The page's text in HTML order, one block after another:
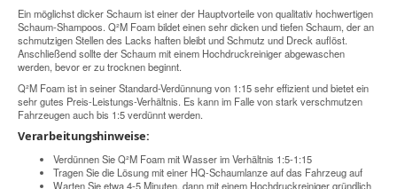
Ein möglichst dicker Schaum ist einer der Hauptvorteile von qualitativ hochwertigen
Schaum-Shampoos. Q²M Foam bildet einen sehr dicken und tiefen Schaum, der an
schmutzigen Stellen des Lacks haften bleibt und Schmutz und Dreck auflöst.
Anschließend sollte der Schaum mit einem Hochdruckreiniger abgewaschen
werden, bevor er zu trocknen beginnt.
Q²M Foam ist in seiner Standard-Verdünnung von 1:15 sehr effizient und bietet ein
sehr gutes Preis-Leistungs-Verhältnis. Es kann im Falle von stark verschmutzen
Fahrzeugen auch bis 1:5 verdünnt werden.
Verarbeitungshinweise:
Verdünnen Sie Q²M Foam mit Wasser im Verhältnis 1:5-1:15
Tragen Sie die Lösung mit einer HQ-Schaumlanze auf das Fahrzeug auf
Warten Sie etwa 4-5 Minuten, dann mit einem Hochdruckreiniger gründlich